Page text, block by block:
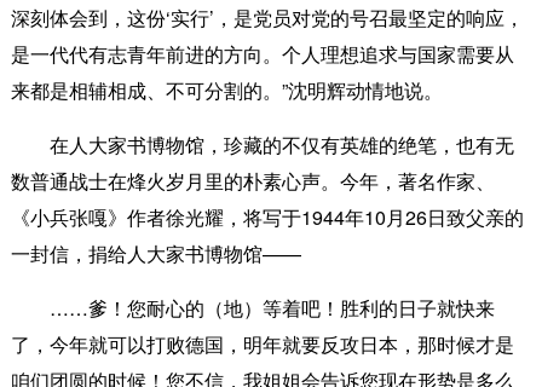
深刻体会到，这份‘实行’，是党员对党的号召最坚定的响应，
是一代代有志青年前进的方向。个人理想追求与国家需要从
来都是相辅相成、不可分割的。”沈明辉动情地说。
在人大家书博物馆，珍藏的不仅有英雄的绝笔，也有无
数普通战士在烽火岁月里的朴素心声。今年，著名作家、
《小兵张嘎》作者徐光耀，将写于1944年10月26日致父亲的
一封信，捐给人大家书博物馆——
……爹！您耐心的（地）等着吧！胜利的日子就快来
了，今年就可以打败德国，明年就要反攻日本，那时候才是
咱们团圆的时候！您不信，我姐姐会告诉您现在形势是多么